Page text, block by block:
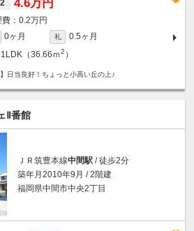
4.6万円
0.2万円
0ヶ月 礼
0.5ヶ月
1LDK（36.66ｍ2 ）
日当良好！ちょっと小高い丘の上♪
Ⅱ番館
ＪＲ筑豊本線中間駅 / 徒歩2分
築年月2010年9月 / 2階建
福岡県中間市中央2丁目